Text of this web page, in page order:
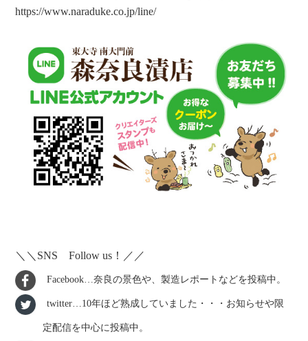
https://www.naraduke.co.jp/line/
＼＼SNS Follow us！／／
Facebook…奈良の景色や、製造レポートなどを投稿中。
twitter…10年ほど熟成していました・・・お知らせや限
定配信を中心に投稿中。